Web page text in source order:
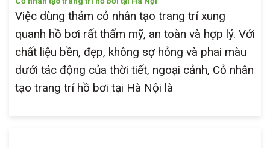
Việc dùng thảm cỏ nhân tạo trang trí xung
quanh hồ bơi rất thẩm mỹ, an toàn và hợp lý. Với
chất liệu bền, đẹp, không sợ hỏng và phai màu
dưới tác động của thời tiết, ngoại cảnh, Cỏ nhân
tạo trang trí hồ bơi tại Hà Nội là